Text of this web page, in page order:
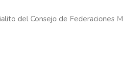
del Consejo de Federaciones